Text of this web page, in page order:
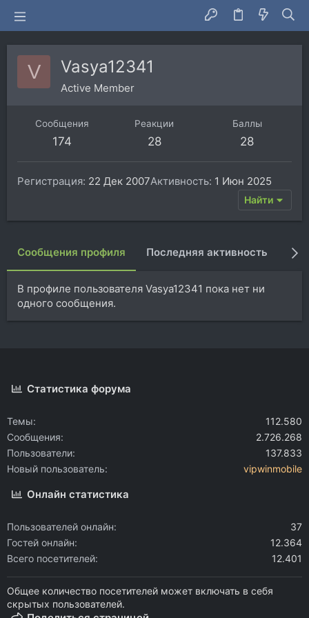
V Vasya12341
Active Member
Сообщения
174
Реакции
28
Баллы
28
Регистрация 22 Дек 2007Активность 1 Июн 2025
Найти
Сообщения профиля Последняя активность
В профиле пользователя Vasya12341 пока нет ни
одного сообщения.
Статистика форума
Темы
112.580
Сообщения
2.726.268
Пользователи
137.833
Новый пользователь
vipwinmobile
Онлайн статистика
Пользователей онлайн
37
Гостей онлайн
12.364
Всего посетителей
12.401
Общее количество посетителей может включать в себя
скрытых пользователей.